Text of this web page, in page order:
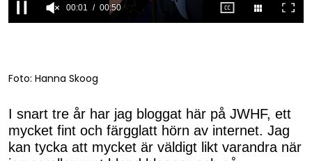
00:01 00:50
Foto: Hanna Skoog
I snart tre år har jag bloggat här på JWHF, ett
mycket fint och färgglatt hörn av internet. Jag
kan tycka att mycket är väldigt likt varandra när